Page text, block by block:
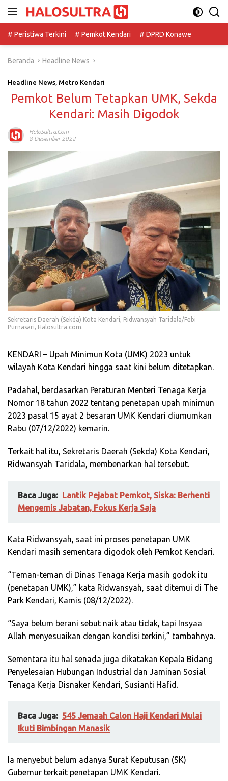
# Peristiwa Terkini
# Pemkot Kendari # DPRD Konawe
Beranda Headline News
Headline News, Metro Kendari
Pemkot Belum Tetapkan UMK, Sekda
Kendari: Masih Digodok
HaloSultra.com
8 Desember 2022
Sekretaris Daerah (Sekda) Kota Kendari, Ridwansyah Taridala/Febi
Purnasari, Halosultra.com.
KENDARI – Upah Minimun Kota (UMK) 2023 untuk
wilayah Kota Kendari hingga saat kini belum ditetapkan.
Padahal, berdasarkan Peraturan Menteri Tenaga Kerja
Nomor 18 tahun 2022 tentang penetapan upah minimun
2023 pasal 15 ayat 2 besaran UMK Kendari diumumkan
Rabu (07/12/2022) kemarin.
Terkait hal itu, Sekretaris Daerah (Sekda) Kota Kendari,
Ridwansyah Taridala, membenarkan hal tersebut.
Baca Juga: Lantik Pejabat Pemkot, Siska: Berhenti
Mengemis Jabatan, Fokus Kerja Saja
Kata Ridwansyah, saat ini proses penetapan UMK
Kendari masih sementara digodok oleh Pemkot Kendari.
“Teman-teman di Dinas Tenaga Kerja masih godok itu
(penetapan UMK),” kata Ridwansyah, saat ditemui di The
Park Kendari, Kamis (08/12/2022).
“Saya belum berani sebut naik atau tidak, tapi Insyaa
Allah menyesuaikan dengan kondisi terkini,” tambahnya.
Sementara itu hal senada juga dikatakan Kepala Bidang
Penyelesaian Hubungan Industrial dan Jaminan Sosial
Tenaga Kerja Disnaker Kendari, Susianti Hafid.
Baca Juga: 545 Jemaah Calon Haji Kendari Mulai
Ikuti Bimbingan Manasik
Ia menyebut belum adanya Surat Keputusan (SK)
Gubernur terkait penetapan UMK Kendari.